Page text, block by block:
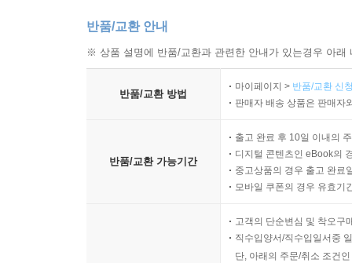
반품/교환 안내
※ 상품 설명에 반품/교환과 관련한 안내가 있는경우 아
반품/교환 방법
마이페이지 > 반품/교환 신
판매자 배송 상품은 판매자
반품/교환 가능기간
출고 완료 후 10일 이내의
디지털 콘텐츠인 eBook의
중고상품의 경우 출고 완료
모바일 쿠폰의 경우 유효기
고객의 단순변심 및 착오구
직수입양서/직수입일서중
단, 아래의 주문/취소 조건